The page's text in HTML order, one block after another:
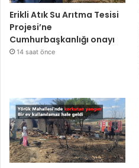
Erikli Atık Su Arıtma Tesisi
Projesi’ne
Cumhurbaşkanlığı onayı
14 saat önce